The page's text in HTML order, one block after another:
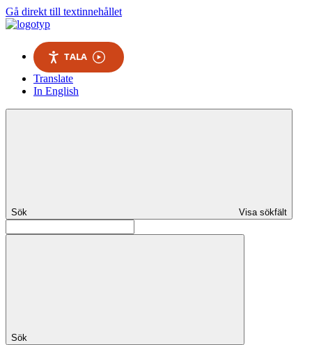
Gå direkt till textinnehållet
TALA
Translate
In English
Sök Visa sökfält
Sök